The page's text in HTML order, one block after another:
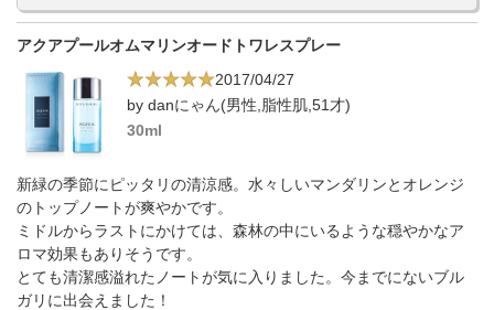
アクアプールオムマリンオードトワレスプレー
2017/04/27
by danにゃん(男性,脂性肌,51才)
30ml
新緑の季節にピッタリの清涼感。水々しいマンダリンとオレンジ
のトップノートが爽やかです。
ミドルからラストにかけては、森林の中にいるような穏やかなア
ロマ効果もありそうです。
とても清潔感溢れたノートが気に入りました。今までにないブル
ガリに出会えました！